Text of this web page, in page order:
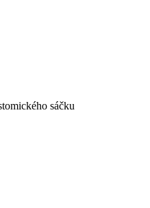
sáčku